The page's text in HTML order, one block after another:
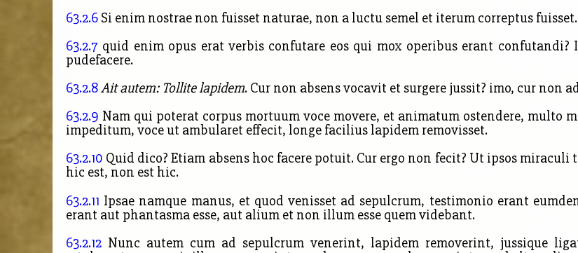
63.2.6 Si enim nostrae non fuisset naturae, non a luctu semel et iterum correptus
63.2.7 quid enim opus erat verbis confutare eos qui mox operibus erant
pudefacere.
63.2.8Ait autem: Tollite lapidem. Cur non absens vocavit et surgere jussit? imo, cur non
63.2.9 Nam qui poterat corpus mortuum voce movere, et animatum ostendere, multo
impeditum, voce ut ambularet effecit, longe facilius lapidem removisset.
63.2.10 Quid dico? Etiam absens hoc facere potuit. Cur ergo non fecit? Ut ipsos
hic est, non est hic.
63.2.11 Ipsae namque manus, et quod venisset ad sepulcrum, testimonio erant
erant aut phantasma esse, aut alium et non illum esse quem videbant.
63.2.12 Nunc autem cum ad sepulcrum venerint, lapidem removerint, jussique